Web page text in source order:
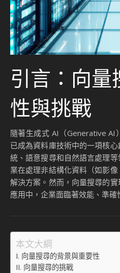
引言：向量
性與挑戰
隨著生成式 AI（Generative AI
已成為資料庫技術中的一項核
統、語意搜尋和自然語言處理
業在處理非結構化資料（如影
解決方案。然而，向量搜尋的
應用中，企業面臨著效能、準確
本文大綱
向量搜尋的背景與重要性
向量搜尋的挑戰